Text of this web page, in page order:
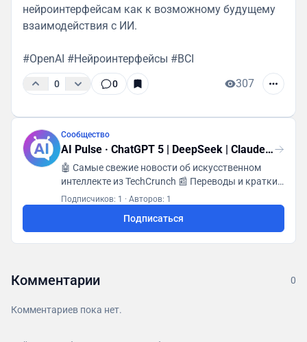
нейроинтерфейсам как к возможному будущему
взаимодействия с ИИ.
#OpenAI #Нейроинтерфейсы #BCI
0 0 307
Сообщество
AI Pulse · ChatGPT 5 | DeepSeek | Claude | Grok
🤖 Самые свежие новости об искусственном
интеллекте из TechCrunch 📰 Переводы и краткие
изложения ежедневно 🌐 От Google и OpenAI до
Подписчиков: 1 · Авторов: 1
Подписаться
Комментарии 0
Комментариев пока нет.